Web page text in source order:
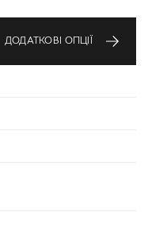
ДОДАТКОВІ ОПЦІЇ